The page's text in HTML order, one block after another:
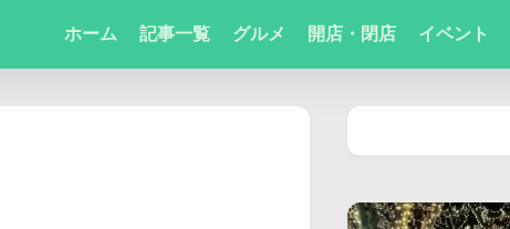
ホーム 記事一覧 グルメ 開店・閉店 イベント